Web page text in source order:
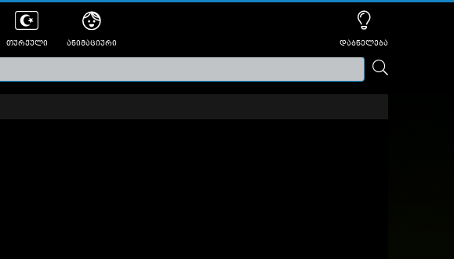
თურქული ანიმაციური დაბნელება